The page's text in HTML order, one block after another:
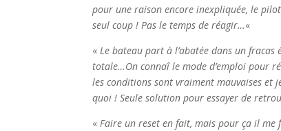
pour une raison encore inexpliquée, le
seul coup ! Pas le temps de réagir…«
« Le bateau part à l’abatée dans un fracas
totale…On connaî le mode d’emploi pour
les conditions sont vraiment mauvaises et
quoi ! Seule solution pour essayer de
« Faire un reset en fait, mais pour ça il